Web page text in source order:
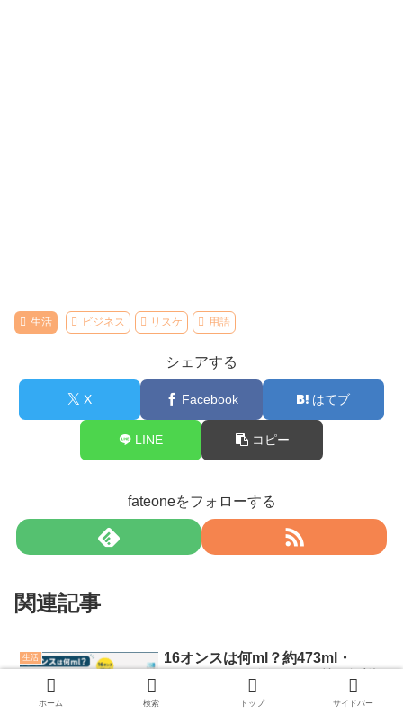
生活 ビジネス リスケ 用語
シェアする
X Facebook はてブ
LINE コピー
fateoneをフォローする
関連記事
生活
16オンスは何ml？約473ml・
500mlペットボトルとの差を解説
「16オンスは何mlくらい？」「16ozのタ
ホーム 検索 トップ サイドバー